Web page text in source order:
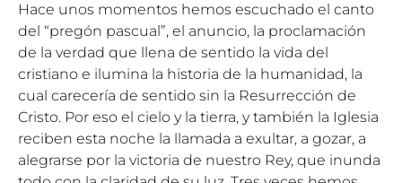
Hace unos momentos hemos escuchado el canto
del “pregón pascual”, el anuncio, la proclamación
de la verdad que llena de sentido la vida del
cristiano e ilumina la historia de la humanidad, la
cual carecería de sentido sin la Resurrección de
Cristo. Por eso el cielo y la tierra, y también la Iglesia
reciben esta noche la llamada a exultar, a gozar, a
alegrarse por la victoria de nuestro Rey, que inunda